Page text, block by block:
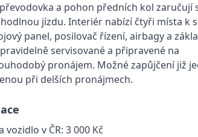
a pohon předních kol zaručují
jízdu. Interiér nabízí čtyři místa k
panel, posilovač řízení, airbagy a
servisované a připravené na
pronájem. Možné zapůjčení již
při delších pronájmech.
v ČR: 3 000 Kč